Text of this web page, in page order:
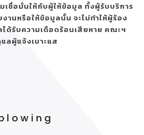
เชื่อมั่นให้กับผู้ให้ข้อมูล ทั้งผู้รับบริการ
งานหรือให้ข้อมูลนั้น จะไม่ทำให้ผู้ร้อง
ด้รับความเดือดร้อนเสียหาย คณะฯ
ลผู้แจ้งเบาะแส